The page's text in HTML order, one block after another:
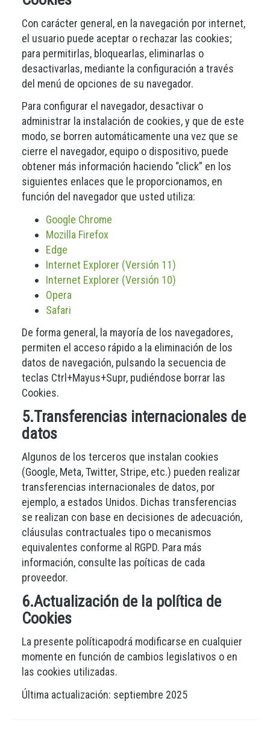
Con carácter general, en la navegación por internet,
el usuario puede aceptar o rechazar las cookies;
para permitirlas, bloquearlas, eliminarlas o
desactivarlas, mediante la configuración a través
del menú de opciones de su navegador.
Para configurar el navegador, desactivar o
administrar la instalación de cookies, y que de este
modo, se borren automáticamente una vez que se
cierre el navegador, equipo o dispositivo, puede
obtener más información haciendo “click” en los
siguientes enlaces que le proporcionamos, en
función del navegador que usted utiliza:
Google Chrome
Mozilla Firefox
Edge
Internet Explorer (Versión 11)
Internet Explorer (Versión 10)
Opera
Safari
De forma general, la mayoría de los navegadores,
permiten el acceso rápido a la eliminación de los
datos de navegación, pulsando la secuencia de
teclas Ctrl+Mayus+Supr, pudiéndose borrar las
Cookies.
5.Transferencias internacionales de
datos
Algunos de los terceros que instalan cookies
(Google, Meta, Twitter, Stripe, etc.) pueden realizar
transferencias internacionales de datos, por
ejemplo, a estados Unidos. Dichas transferencias
se realizan con base en decisiones de adecuación,
cláusulas contractuales tipo o mecanismos
equivalentes conforme al RGPD. Para más
información, consulte las poíticas de cada
proveedor.
6.Actualización de la política de
Cookies
La presente políticapodrá modificarse en cualquier
momente en función de cambios legislativos o en
las cookies utilizadas.
Última actualización: septiembre 2025